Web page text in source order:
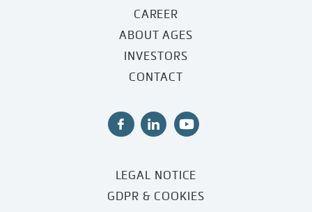
CAREER
ABOUT AGES
INVESTORS
CONTACT
LEGAL NOTICE
GDPR & COOKIES